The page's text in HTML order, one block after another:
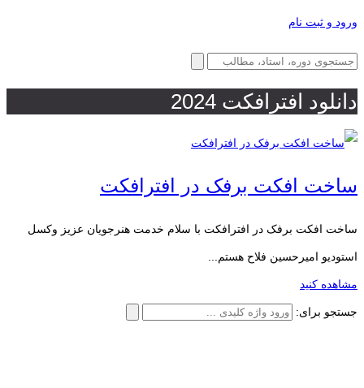
ورود و ثبت نام
دانلود افترافکت 2024
ساخت افکت برفک در افترافکت
ساخت افکت برفک در افترافکت با سلام خدمت هنرجویان عزیز وکسل
استودیو امیرحسین فلاح هستم...
مشاهده کنید
جستجو برای: